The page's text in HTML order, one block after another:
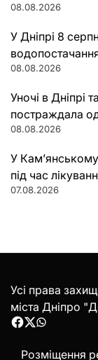
08.08.2026
У Дніпрі 8
08.08.2026
Уночі в Дніпрі
постраждала
08.08.2026
У
під час
07.08.2026
Усі права
міста Дніпро
Facebook
Twitter
WhatsApp
Розміщення